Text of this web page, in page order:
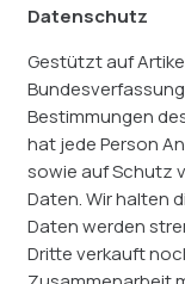
Datenschutz
Gestützt auf
Bestimmungen
hat jede Person
sowie auf Schutz
Daten. Wir halten
Daten werden
Dritte verkauft